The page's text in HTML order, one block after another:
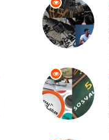
Keyif ve Hobi
Tatil
Emlak
Bilgisayar &
Yazılım